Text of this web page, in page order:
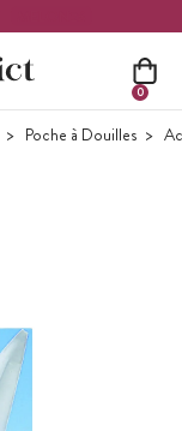
0
Poche à Douilles